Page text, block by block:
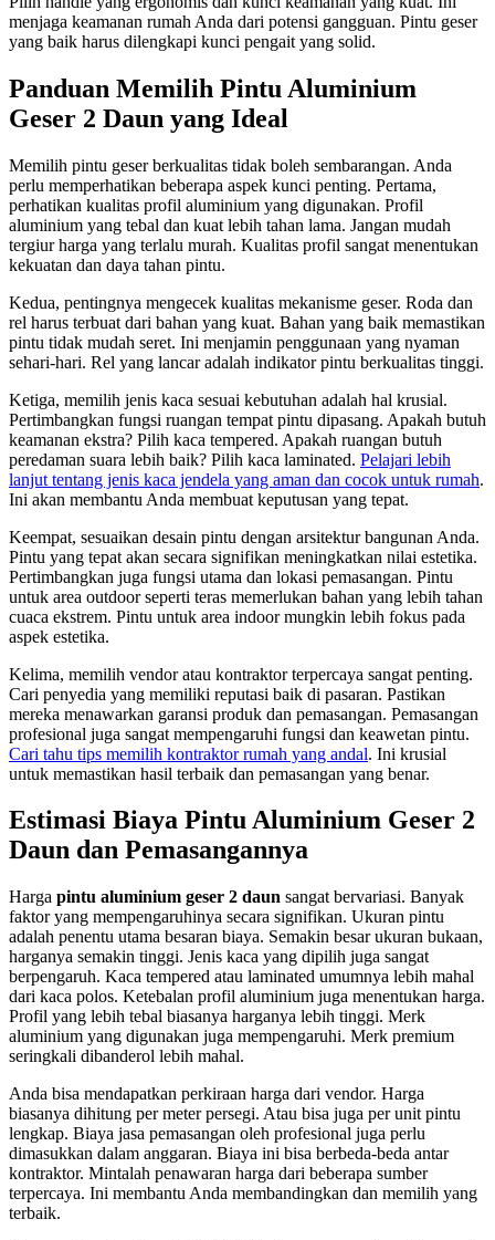
menjaga keamanan rumah Anda dari potensi gangguan. Pintu geser
yang baik harus dilengkapi kunci pengait yang solid.
Panduan Memilih Pintu Aluminium
Geser 2 Daun yang Ideal
Memilih pintu geser berkualitas tidak boleh sembarangan. Anda
perlu memperhatikan beberapa aspek kunci penting. Pertama,
perhatikan kualitas profil aluminium yang digunakan. Profil
aluminium yang tebal dan kuat lebih tahan lama. Jangan mudah
tergiur harga yang terlalu murah. Kualitas profil sangat menentukan
kekuatan dan daya tahan pintu.
Kedua, pentingnya mengecek kualitas mekanisme geser. Roda dan
rel harus terbuat dari bahan yang kuat. Bahan yang baik memastikan
pintu tidak mudah seret. Ini menjamin penggunaan yang nyaman
sehari-hari. Rel yang lancar adalah indikator pintu berkualitas tinggi.
Ketiga, memilih jenis kaca sesuai kebutuhan adalah hal krusial.
Pertimbangkan fungsi ruangan tempat pintu dipasang. Apakah butuh
keamanan ekstra? Pilih kaca tempered. Apakah ruangan butuh
peredaman suara lebih baik? Pilih kaca laminated. Pelajari lebih
lanjut tentang jenis kaca jendela yang aman dan cocok untuk rumah.
Ini akan membantu Anda membuat keputusan yang tepat.
Keempat, sesuaikan desain pintu dengan arsitektur bangunan Anda.
Pintu yang tepat akan secara signifikan meningkatkan nilai estetika.
Pertimbangkan juga fungsi utama dan lokasi pemasangan. Pintu
untuk area outdoor seperti teras memerlukan bahan yang lebih tahan
cuaca ekstrem. Pintu untuk area indoor mungkin lebih fokus pada
aspek estetika.
Kelima, memilih vendor atau kontraktor terpercaya sangat penting.
Cari penyedia yang memiliki reputasi baik di pasaran. Pastikan
mereka menawarkan garansi produk dan pemasangan. Pemasangan
profesional juga sangat mempengaruhi fungsi dan keawetan pintu.
Cari tahu tips memilih kontraktor rumah yang andal. Ini krusial
untuk memastikan hasil terbaik dan pemasangan yang benar.
Estimasi Biaya Pintu Aluminium Geser 2
Daun dan Pemasangannya
Harga pintu aluminium geser 2 daun sangat bervariasi. Banyak
faktor yang mempengaruhinya secara signifikan. Ukuran pintu
adalah penentu utama besaran biaya. Semakin besar ukuran bukaan,
harganya semakin tinggi. Jenis kaca yang dipilih juga sangat
berpengaruh. Kaca tempered atau laminated umumnya lebih mahal
dari kaca polos. Ketebalan profil aluminium juga menentukan harga.
Profil yang lebih tebal biasanya harganya lebih tinggi. Merk
aluminium yang digunakan juga mempengaruhi. Merk premium
seringkali dibanderol lebih mahal.
Anda bisa mendapatkan perkiraan harga dari vendor. Harga
biasanya dihitung per meter persegi. Atau bisa juga per unit pintu
lengkap. Biaya jasa pemasangan oleh profesional juga perlu
dimasukkan dalam anggaran. Biaya ini bisa berbeda-beda antar
kontraktor. Mintalah penawaran harga dari beberapa sumber
terpercaya. Ini membantu Anda membandingkan dan memilih yang
terbaik.